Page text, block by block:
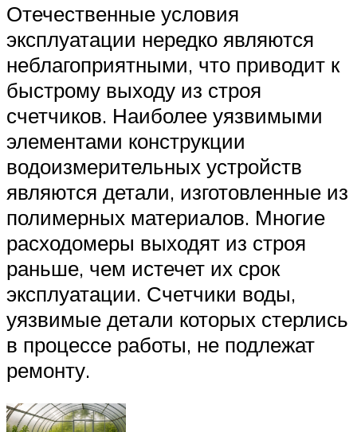
Отечественные условия
эксплуатации нередко являются
неблагоприятными, что приводит к
быстрому выходу из строя
счетчиков. Наиболее уязвимыми
элементами конструкции
водоизмерительных устройств
являются детали, изготовленные из
полимерных материалов. Многие
расходомеры выходят из строя
раньше, чем истечет их срок
эксплуатации. Счетчики воды,
уязвимые детали которых стерлись
в процессе работы, не подлежат
ремонту.